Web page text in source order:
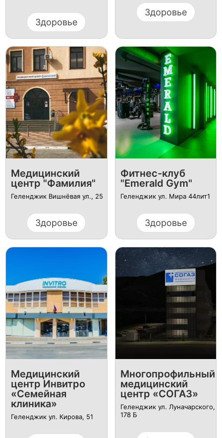
Здоровье
Здоровье
Медицинский
центр "Фамилия"
Геленджик Вишнёвая ул., 25
Здоровье
Фитнес-клуб
"Emerald Gym"
Геленджик ул. Мира 44лит1
Здоровье
Медицинский
центр Инвитро
«Семейная
клиника»
Геленджик ул. Кирова, 51
Многопрофильный
медицинский
центр «СОГАЗ»
Геленджик ул. Луначарского,
178 Б